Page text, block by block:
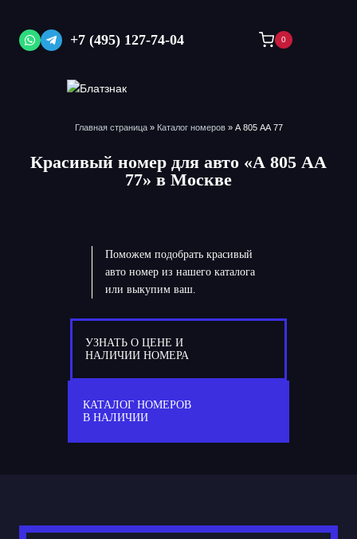
содержимому+7 (495) 127-74-04 0
Главная страница» Каталог номеров» А 805 АА 77
Красивый номер для авто «А 805 АА
77» в Москве
Поможем подобрать красивый
авто номер из нашего каталога
или выкупим ваш.
А 805 АА
УЗНАТЬ О ЦЕНЕ И
НАЛИЧИИ НОМЕРА
КАТАЛОГ НОМЕРОВ
В НАЛИЧИИ